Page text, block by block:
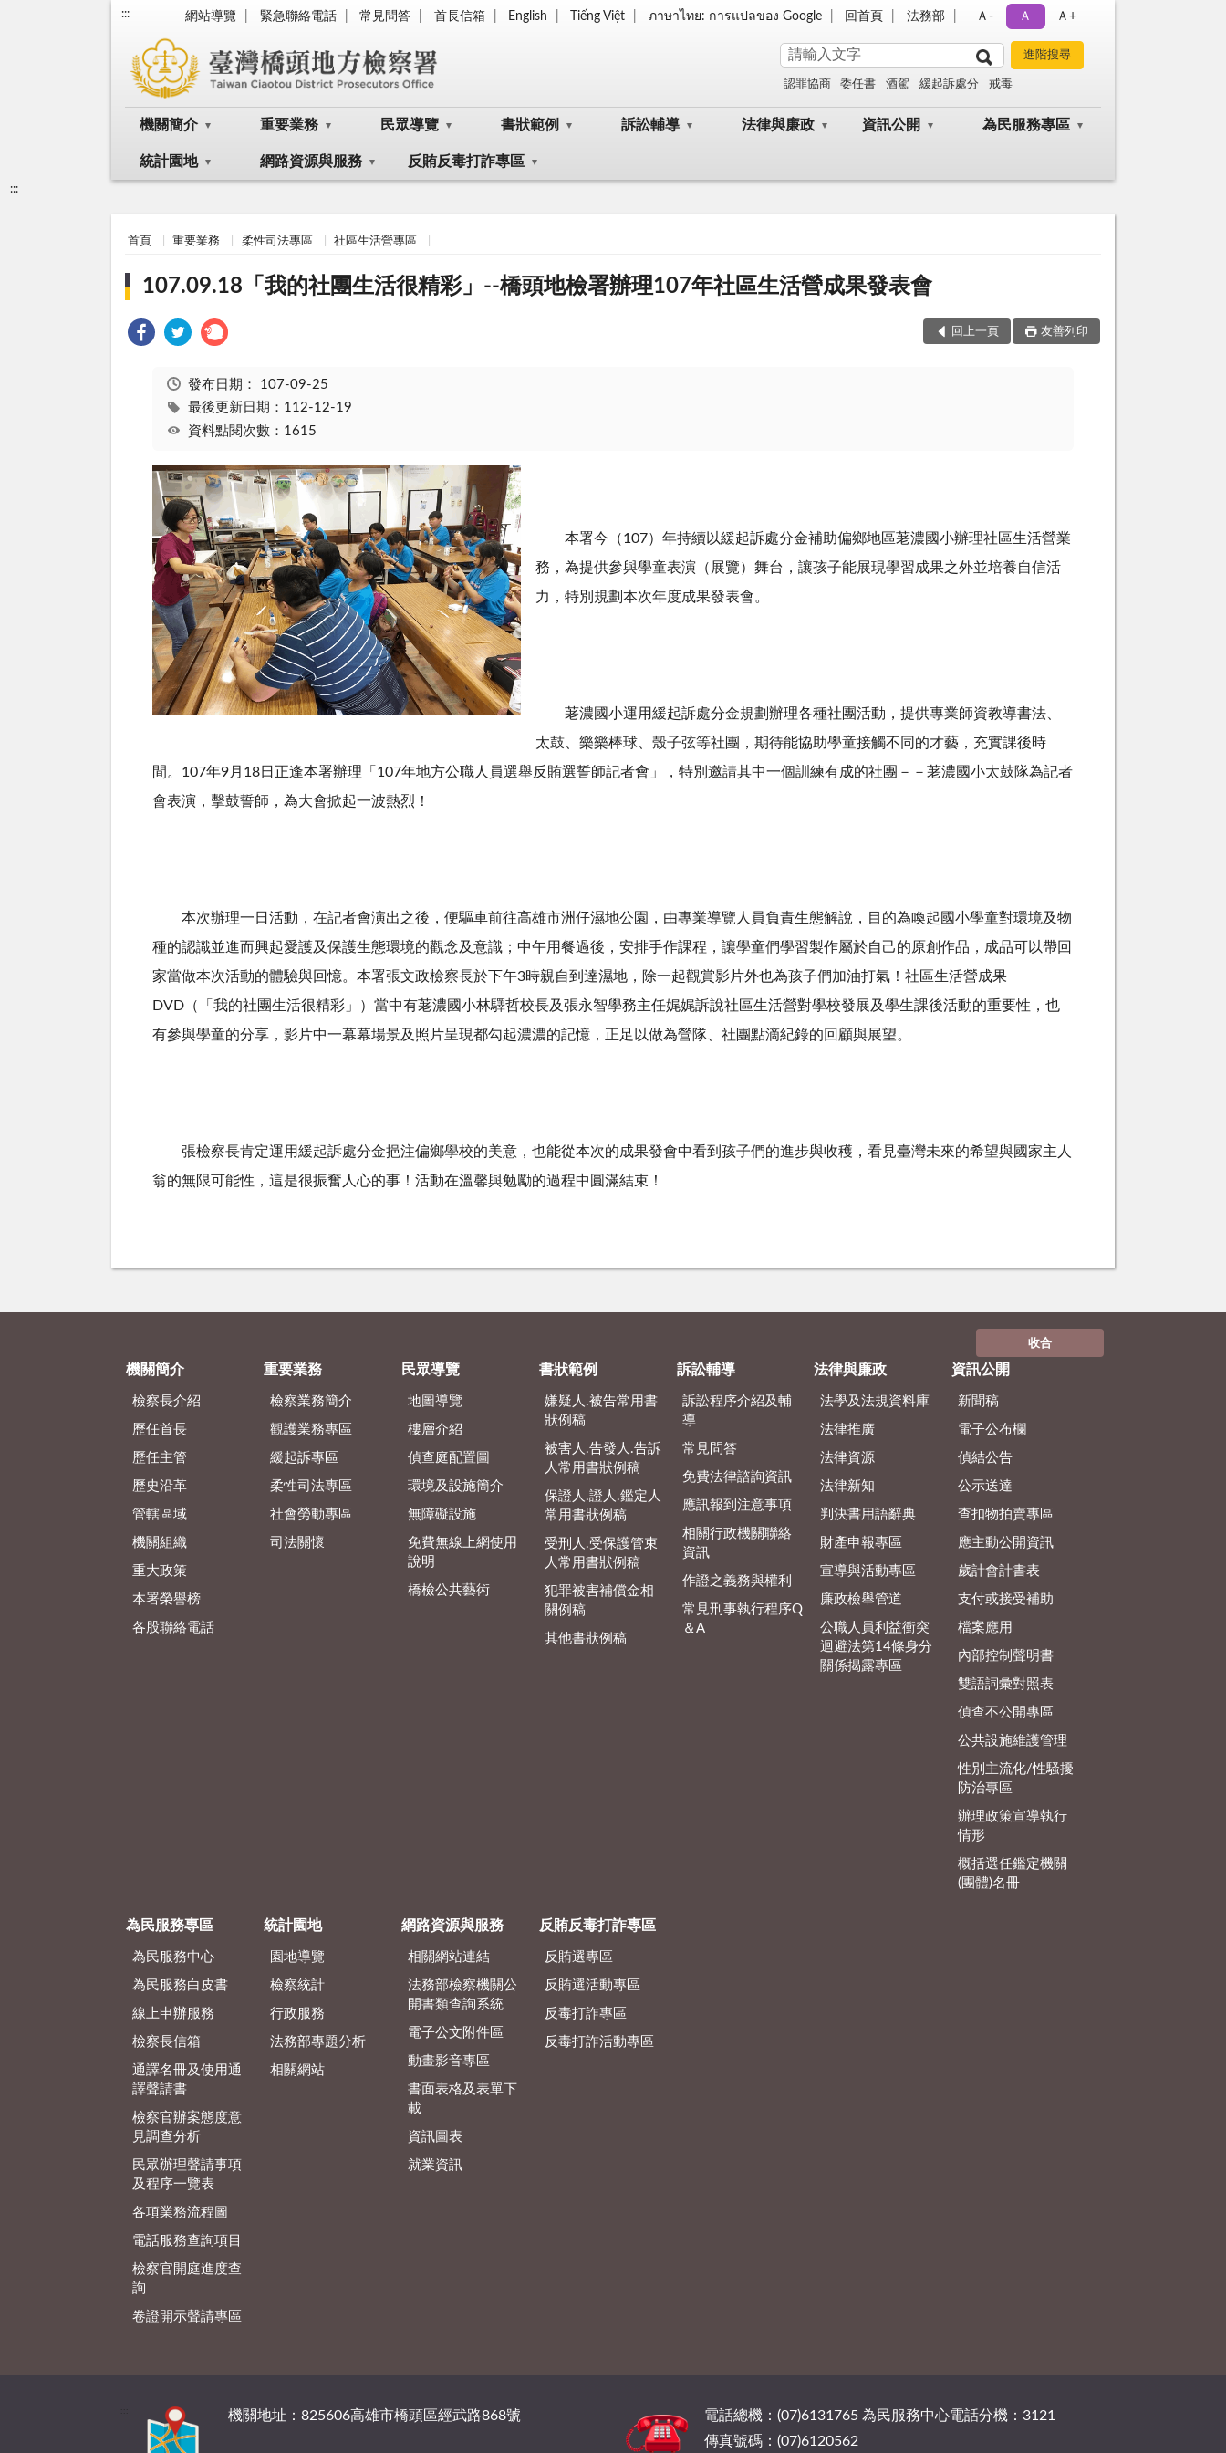
::: 網站導覽 緊急聯絡電話 常見問答 首長信箱 English Tiếng Việt ภาษาไทย: การแปลของ Google 回首頁 法務部 Ａ- Ａ Ａ+
認罪協商 委任書 酒駕 緩起訴處分 戒毒
機關簡介 重要業務 民眾導覽 書狀範例 訴訟輔導 法律與廉政 資訊公開 為民服務專區
統計園地 網路資源與服務 反賄反毒打詐專區
:::
首頁 重要業務 柔性司法專區 社區生活營專區
107.09.18「我的社團生活很精彩」--橋頭地檢署辦理107年社區生活營成果發表會
回上一頁 友善列印
發布日期： 107-09-25
最後更新日期：112-12-19
資料點閱次數：1615
本署今（107）年持續以緩起訴處分金補助偏鄉地區荖濃國小辦理社區生活營業
務，為提供參與學童表演（展覽）舞台，讓孩子能展現學習成果之外並培養自信活
力，特別規劃本次年度成果發表會。
荖濃國小運用緩起訴處分金規劃辦理各種社團活動，提供專業師資教導書法、
太鼓、樂樂棒球、殼子弦等社團，期待能協助學童接觸不同的才藝，充實課後時
間。107年9月18日正逢本署辦理「107年地方公職人員選舉反賄選誓師記者會」，特別邀請其中一個訓練有成的社團－－荖濃國小太鼓隊為記者
會表演，擊鼓誓師，為大會掀起一波熱烈！
本次辦理一日活動，在記者會演出之後，便驅車前往高雄市洲仔濕地公園，由專業導覽人員負責生態解說，目的為喚起國小學童對環境及物
種的認識並進而興起愛護及保護生態環境的觀念及意識；中午用餐過後，安排手作課程，讓學童們學習製作屬於自己的原創作品，成品可以帶回
家當做本次活動的體驗與回憶。本署張文政檢察長於下午3時親自到達濕地，除一起觀賞影片外也為孩子們加油打氣！社區生活營成果
DVD（「我的社團生活很精彩」）當中有荖濃國小林驛哲校長及張永智學務主任娓娓訴說社區生活營對學校發展及學生課後活動的重要性，也
有參與學童的分享，影片中一幕幕場景及照片呈現都勾起濃濃的記憶，正足以做為營隊、社團點滴紀錄的回顧與展望。
張檢察長肯定運用緩起訴處分金挹注偏鄉學校的美意，也能從本次的成果發會中看到孩子們的進步與收穫，看見臺灣未來的希望與國家主人
翁的無限可能性，這是很振奮人心的事！活動在溫馨與勉勵的過程中圓滿結束！
收合
機關簡介
檢察長介紹
歷任首長
歷任主管
歷史沿革
管轄區域
機關組織
重大政策
本署榮譽榜
各股聯絡電話
重要業務
檢察業務簡介
觀護業務專區
緩起訴專區
柔性司法專區
社會勞動專區
司法關懷
民眾導覽
地圖導覽
樓層介紹
偵查庭配置圖
環境及設施簡介
無障礙設施
免費無線上網使用
說明
橋檢公共藝術
書狀範例
嫌疑人.被告常用書
狀例稿
被害人.告發人.告訴
人常用書狀例稿
保證人.證人.鑑定人
常用書狀例稿
受刑人.受保護管束
人常用書狀例稿
犯罪被害補償金相
關例稿
其他書狀例稿
訴訟輔導
訴訟程序介紹及輔
導
常見問答
免費法律諮詢資訊
應訊報到注意事項
相關行政機關聯絡
資訊
作證之義務與權利
常見刑事執行程序Q
＆A
法律與廉政
法學及法規資料庫
法律推廣
法律資源
法律新知
判決書用語辭典
財產申報專區
宣導與活動專區
廉政檢舉管道
公職人員利益衝突
迴避法第14條身分
關係揭露專區
資訊公開
新聞稿
電子公布欄
偵結公告
公示送達
查扣物拍賣專區
應主動公開資訊
歲計會計書表
支付或接受補助
檔案應用
內部控制聲明書
雙語詞彙對照表
偵查不公開專區
公共設施維護管理
性別主流化/性騷擾
防治專區
辦理政策宣導執行
情形
概括選任鑑定機關
(團體)名冊
為民服務專區
為民服務中心
為民服務白皮書
線上申辦服務
檢察長信箱
通譯名冊及使用通
譯聲請書
檢察官辦案態度意
見調查分析
民眾辦理聲請事項
及程序一覽表
各項業務流程圖
電話服務查詢項目
檢察官開庭進度查
詢
卷證開示聲請專區
統計園地
園地導覽
檢察統計
行政服務
法務部專題分析
相關網站
網路資源與服務
相關網站連結
法務部檢察機關公
開書類查詢系統
電子公文附件區
動畫影音專區
書面表格及表單下
載
資訊圖表
就業資訊
反賄反毒打詐專區
反賄選專區
反賄選活動專區
反毒打詐專區
反毒打詐活動專區
機關地址：825606高雄市橋頭區經武路868號
電話總機：(07)6131765 為民服務中心電話分機：3121
傳真號碼：(07)6120562